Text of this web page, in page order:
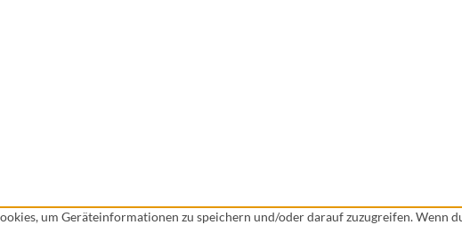
um Geräteinformationen zu speichern und/oder darauf zuzugreifen. Wenn